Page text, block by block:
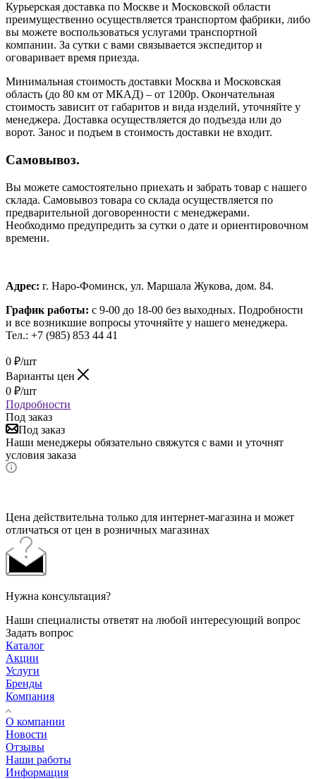
Курьерская доставка по Москве и Московской области
преимущественно осуществляется транспортом фабрики, либо
вы можете воспользоваться услугами транспортной
компании. За сутки с вами связывается экспедитор и
оговаривает время приезда.
Минимальная стоимость доставки Москва и Московская
область (до 80 км от МКАД) – от 1200р. Окончательная
стоимость зависит от габаритов и вида изделий, уточняйте у
менеджера. Доставка осуществляется до подъезда или до
ворот. Занос и подъем в стоимость доставки не входит.
Самовывоз.
Вы можете самостоятельно приехать и забрать товар с нашего
склада. Самовывоз товара со склада осуществляется по
предварительной договоренности с менеджерами.
Необходимо предупредить за сутки о дате и ориентировочном
времени.
Адрес: г. Наро-Фоминск, ул. Маршала Жукова, дом. 84.
График работы: с 9-00 до 18-00 без выходных. Подробности
и все возникшие вопросы уточняйте у нашего менеджера.
Тел.: +7 (985) 853 44 41
0 ₽/шт
Варианты цен
0 ₽/шт
Подробности
Под заказ
Под заказ
Наши менеджеры обязательно свяжутся с вами и уточнят
условия заказа
Цена действительна только для интернет-магазина и может
отличаться от цен в розничных магазинах
Нужна консультация?
Наши специалисты ответят на любой интересующий вопрос
Задать вопрос
Каталог
Акции
Услуги
Бренды
Компания
О компании
Новости
Отзывы
Наши работы
Информация